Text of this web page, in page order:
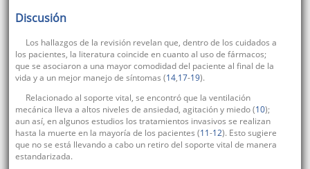
Discusión
Los hallazgos de la revisión revelan que, dentro de los cuidados a
los pacientes, la literatura coincide en cuanto al uso de fármacos;
que se asociaron a una mayor comodidad del paciente al final de la
vida y a un mejor manejo de síntomas (14,17-19).
Relacionado al soporte vital, se encontró que la ventilación
mecánica lleva a altos niveles de ansiedad, agitación y miedo (10);
aun así, en algunos estudios los tratamientos invasivos se realizan
hasta la muerte en la mayoría de los pacientes (11-12). Esto sugiere
que no se está llevando a cabo un retiro del soporte vital de manera
estandarizada.